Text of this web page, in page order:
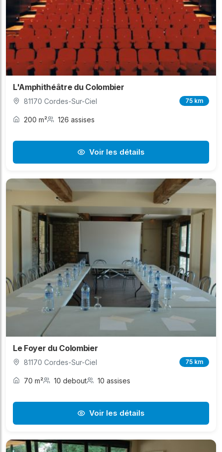
L'Amphithéâtre du Colombier
81170 Cordes-Sur-Ciel 75 km
200 m² 126 assises
Voir les détails
Le Foyer du Colombier
81170 Cordes-Sur-Ciel 75 km
70 m² 10 debout 10 assises
Voir les détails